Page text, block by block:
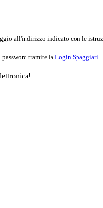
all'indirizzo indicato con le
tramite la Login Spaggiari